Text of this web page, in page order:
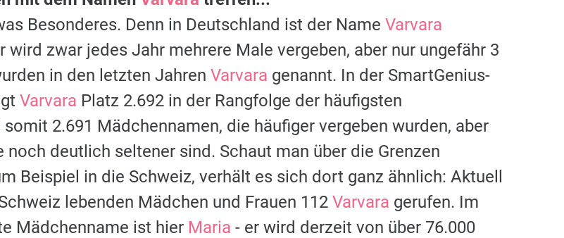
Besonderes. Denn in Deutschland ist der Name Varvara
wird zwar jedes Jahr mehrere Male vergeben, aber nur ungefähr 3
in den letzten Jahren Varvara genannt. In der SmartGenius-
Varvara Platz 2.692 in der Rangfolge der häufigsten
2.691 Mädchennamen, die häufiger vergeben wurden, aber
noch deutlich seltener sind. Schaut man über die Grenzen
Beispiel in die Schweiz, verhält es sich dort ganz ähnlich: Aktuell
lebenden Mädchen und Frauen 112 Varvara gerufen. Im
Mädchenname ist hier Maria - er wird derzeit von über 76.000